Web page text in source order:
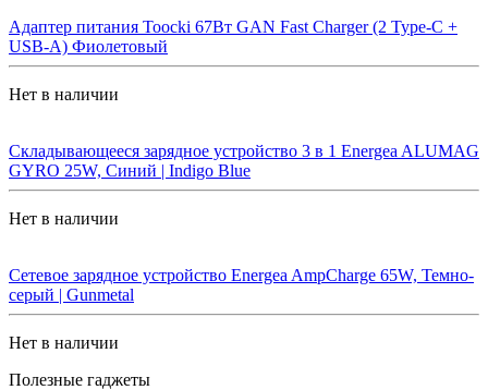
Адаптер питания Toocki 67Вт GAN Fast Charger (2 Type-C +
USB-A) Фиолетовый
Нет в наличии
Складывающееся зарядное устройство 3 в 1 Energea ALUMAG
GYRO 25W, Синий | Indigo Blue
Нет в наличии
Сетевое зарядное устройство Energea AmpCharge 65W, Темно-
серый | Gunmetal
Нет в наличии
Полезные гаджеты